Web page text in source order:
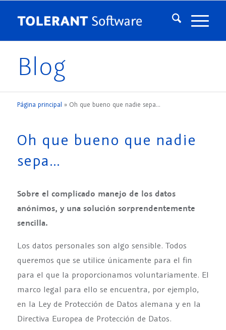
Blog
Página principal » Oh que bueno que nadie sepa…
Oh que bueno que nadie
sepa…
Sobre el complicado manejo de los datos
anónimos, y una solución sorprendentemente
sencilla.
Los datos personales son algo sensible. Todos
queremos que se utilice únicamente para el fin
para el que la proporcionamos voluntariamente. El
marco legal para ello se encuentra, por ejemplo,
en la Ley de Protección de Datos alemana y en la
Directiva Europea de Protección de Datos.